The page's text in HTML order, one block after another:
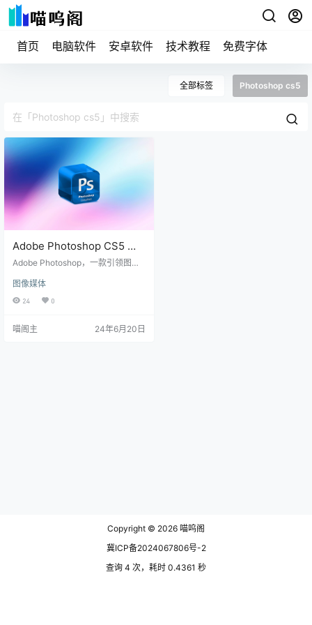
首页 电脑软件 安卓软件 技术教程 免费字体
全部标签 Photoshop cs5
Adobe Photoshop CS5 下
载安装教程及序列号
Adobe Photoshop，一款引领图像
无与伦比的创新性和专业性，成为
了全球设计师、摄影师和创意工作
辑功能，包括但不限于色彩校正、
图像媒体
24 0
喵阁主 24年6月20日
Copyright © 2026 喵呜阁
冀ICP备2024067806号-2
查询 4 次，耗时 0.4361 秒